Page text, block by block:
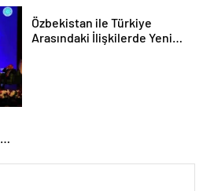
Özbekistan ile Türkiye
Arasındaki İlişkilerde Yeni